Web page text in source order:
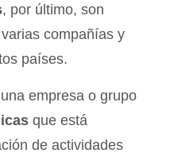
, por último, son
compañías y
países.
empresa o grupo
que está
de actividades